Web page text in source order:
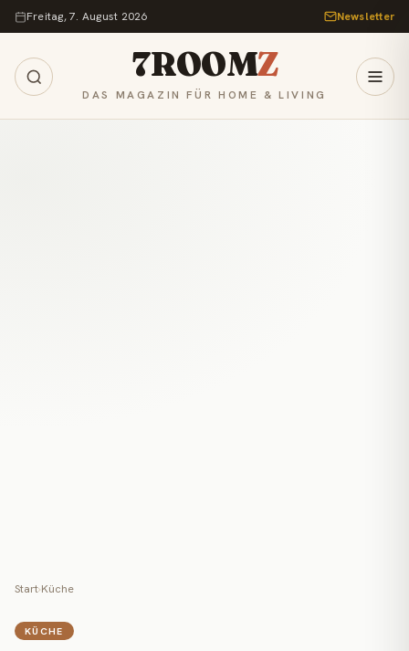
Zum Inhalt springen
Freitag, 7. August 2026 Newsletter
7ROOMZ
DAS MAGAZIN FÜR HOME & LIVING
Start›Küche
KÜCHE